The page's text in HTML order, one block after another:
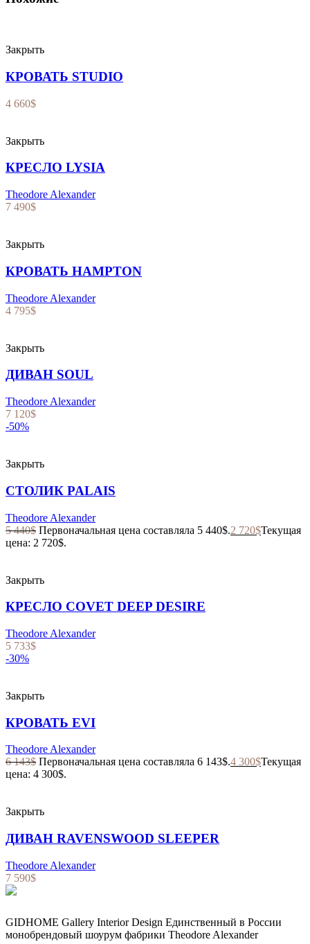
Закрыть
КРОВАТЬ STUDIO
4 660$
Закрыть
КРЕСЛО LYSIA
Theodore Alexander
7 490$
Закрыть
КРОВАТЬ HAMPTON
Theodore Alexander
4 795$
Закрыть
ДИВАН SOUL
Theodore Alexander
7 120$
-50%
Закрыть
СТОЛИК PALAIS
Theodore Alexander
5 440$ Первоначальная цена составляла 5 440$.2 720$Текущая
цена: 2 720$.
Закрыть
КРЕСЛО COVET DEEP DESIRE
Theodore Alexander
5 733$
-30%
Закрыть
КРОВАТЬ EVI
Theodore Alexander
6 143$ Первоначальная цена составляла 6 143$.4 300$Текущая
цена: 4 300$.
Закрыть
ДИВАН RAVENSWOOD SLEEPER
Theodore Alexander
7 590$
GIDHOME Gallery Interior Design Единственный в России
монобрендовый шоурум фабрики Theodore Alexander